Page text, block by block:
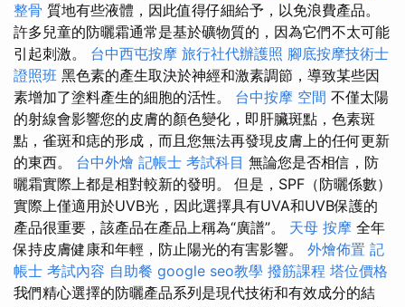
整骨 質地有些液體，因此值得仔細給予，以免浪費產品。
許多兒童的防曬霜通常是基於礦物質的，因為它們不太可能
引起刺激。 台中西屯按摩 旅行社代辦護照 腳底按摩技術士
證照班 黑色素的產生取決於神經和激素調節，導致某些因
素增加了塗料產生的細胞的活性。 台中按摩 空間 不僅太陽
的射線會影響您的皮膚的顏色變化，即肝臟斑點，色素斑
點，雀斑和痣的形成，而且您無法再發現皮膚上的任何更新
的東西。 台中外燴 記帳士 考試科目 無論您是否相信，防
曬霜實際上都是相對較新的發明。 但是，SPF（防曬係數）
實際上僅適用於UVB光，因此選擇具有UVA和UVB保護的
產品很重要，該產品在產品上稱為“廣譜”。 天母 按摩 全年
保持皮膚健康和年輕，防止陽光的有害影響。 外燴佈置 記
帳士 考試內容 自助餐 google seo教學 撥筋課程 塔位價格
我們精心選擇的防曬產品系列是現代技術和有效成分的結